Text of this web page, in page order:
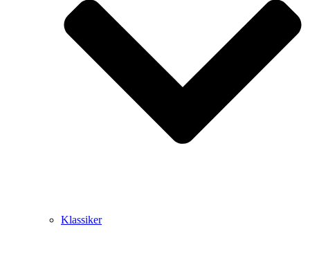
Klassiker